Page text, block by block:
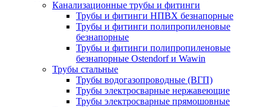
Канализационные трубы и фитинги
Трубы и фитинги НПВХ безнапорные
Трубы и фитинги полипропиленовые
безнапорные
Трубы и фитинги полипропиленовые
безнапорные Ostendorf и Wawin
Трубы стальные
Трубы водогазопроводные (ВГП)
Трубы электросварные нержавеющие
Трубы электросварные прямошовные